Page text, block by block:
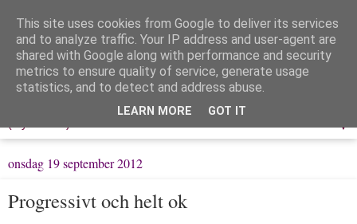
Löpning & Livet
Mitt liv, mina tankar & min träning
▼
onsdag 19 september 2012
Progressivt och helt ok
This site uses cookies from Google to deliver its services
and to analyze traffic. Your IP address and user-agent are
shared with Google along with performance and security
metrics to ensure quality of service, generate usage
statistics, and to detect and address abuse.
LEARN MORE GOT IT